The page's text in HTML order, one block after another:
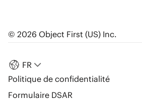
FR
Politique de confidentialité
Formulaire DSAR
© 2026 Object First (US) Inc.